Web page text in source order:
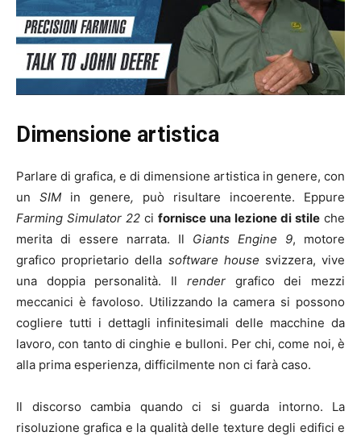
Dimensione artistica
Parlare di grafica, e di dimensione artistica in genere, con
un SIM in genere, può risultare incoerente. Eppure
Farming Simulator 22 ci fornisce una lezione di stile che
merita di essere narrata. Il Giants Engine 9, motore
grafico proprietario della software house svizzera, vive
una doppia personalità. Il rendergrafico dei mezzi
meccanici è favoloso. Utilizzando la camera si possono
cogliere tutti i dettagli infinitesimali delle macchine da
lavoro, con tanto di cinghie e bulloni. Per chi, come noi, è
alla prima esperienza, difficilmente non ci farà caso.
Il discorso cambia quando ci si guarda intorno. La
risoluzione grafica e la qualità delle texture degli edifici e